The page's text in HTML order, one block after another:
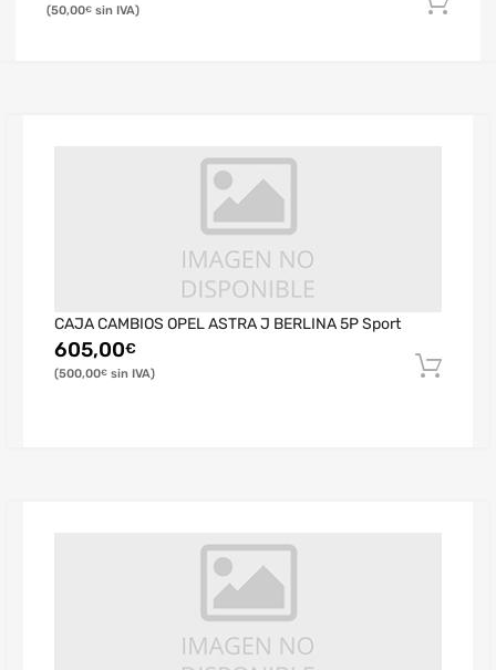
50,00€
CAJA CAMBIOS OPEL ASTRA J BERLINA 5P Sport
605,00€
500,00€